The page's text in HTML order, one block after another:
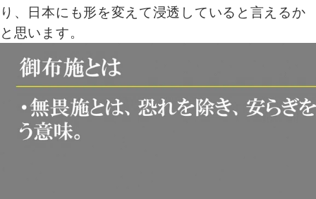
り、日本にも形を変えて浸透していると言えるか
と思います。